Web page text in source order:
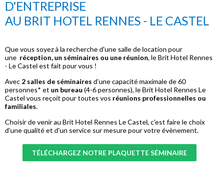
D'ENTREPRISE
AU BRIT HOTEL RENNES - LE CASTEL
Que vous soyez à la recherche d'une salle de location pour
une réception, un séminaires ou une réunion, le Brit Hotel Rennes
- Le Castel est fait pour vous !
Avec 2 salles de séminaires d’une capacité maximale de 60
personnes* et un bureau (4-6 personnes), le Brit Hotel Rennes Le
Castel vous reçoit pour toutes vos réunions professionnelles ou
familiales.
Choisir de venir au Brit Hotel Rennes Le Castel, c'est faire le choix
d'une qualité et d'un service sur mesure pour votre évènement.
TÉLÉCHARGEZ NOTRE PLAQUETTE SÉMINAIRE